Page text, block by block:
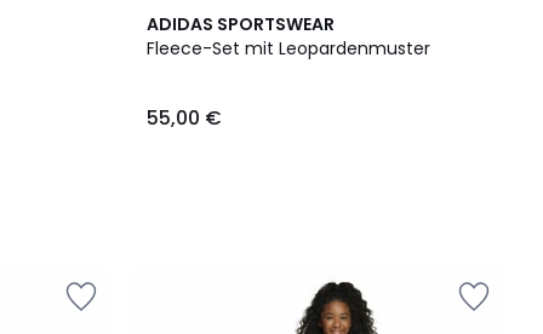
ADIDAS SPORTSWEAR
Fleece-Set mit Leopardenmuster
55,00 €